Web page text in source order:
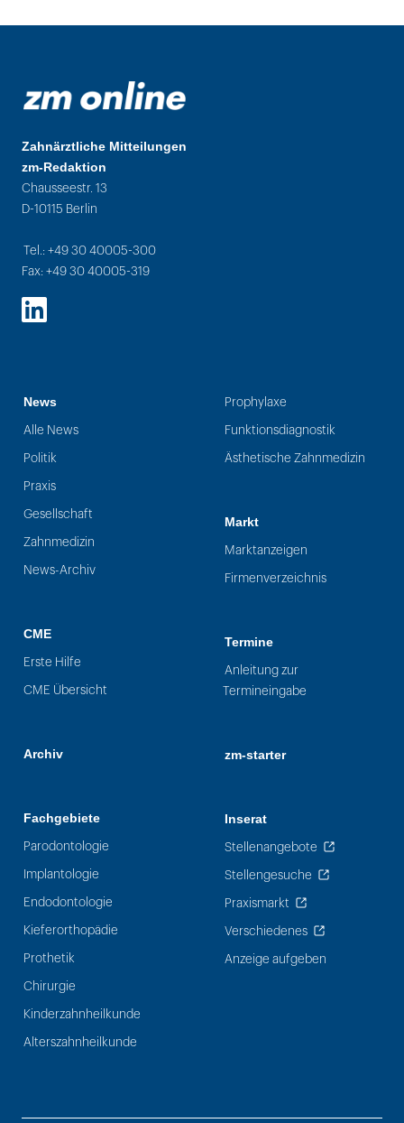
Zahnärztliche Mitteilungen
zm-Redaktion
Chausseestr. 13
D-10115 Berlin
Tel.: +49 30 40005-300
Fax: +49 30 40005-319
LinkedIn
News
Alle News
Politik
Praxis
Gesellschaft
Zahnmedizin
News-Archiv
CME
Erste Hilfe
CME Übersicht
Archiv
Fachgebiete
Parodontologie
Implantologie
Endodontologie
Kieferorthopädie
Prothetik
Chirurgie
Kinderzahnheilkunde
Alterszahnheilkunde
Prophylaxe
Funktionsdiagnostik
Ästhetische Zahnmedizin
Markt
Marktanzeigen
Firmenverzeichnis
Termine
Anleitung zur
Termineingabe
zm-starter
Inserat
Stellenangebote
Stellengesuche
Praxismarkt
Verschiedenes
Anzeige aufgeben